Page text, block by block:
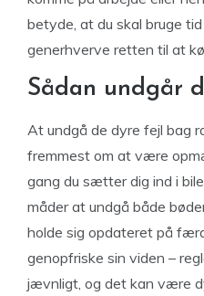
betyde, at du skal bruge
generhverve retten til at
Sådan undgår
At undgå de dyre fejl bag
fremmest om at være
gang du sætter dig ind i
måder at undgå både
holde sig opdateret på
genopfriske sin viden –
jævnligt, og det kan være